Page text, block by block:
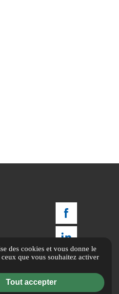
des cookies et vous donne le
que vous souhaitez activer
Tout accepter